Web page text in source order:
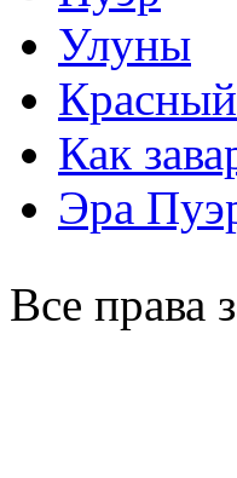
Улуны
Как
Эра
Все